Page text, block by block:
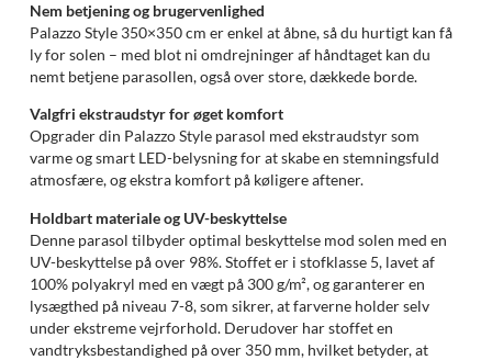
Nem betjening og brugervenlighed
Palazzo Style 350×350 cm er enkel at åbne, så du hurtigt kan få
ly for solen – med blot ni omdrejninger af håndtaget kan du
nemt betjene parasollen, også over store, dækkede borde.
Valgfri ekstraudstyr for øget komfort
Opgrader din Palazzo Style parasol med ekstraudstyr som
varme og smart LED-belysning for at skabe en stemningsfuld
atmosfære, og ekstra komfort på køligere aftener.
Holdbart materiale og UV-beskyttelse
Denne parasol tilbyder optimal beskyttelse mod solen med en
UV-beskyttelse på over 98%. Stoffet er i stofklasse 5, lavet af
100% polyakryl med en vægt på 300 g/m², og garanterer en
lysægthed på niveau 7-8, som sikrer, at farverne holder selv
under ekstreme vejrforhold. Derudover har stoffet en
vandtryksbestandighed på over 350 mm, hvilket betyder, at